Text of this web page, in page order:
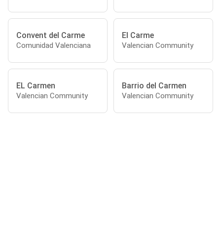
Convent del Carme
Comunidad Valenciana
El Carme
Valencian Community
EL Carmen
Valencian Community
Barrio del Carmen
Valencian Community